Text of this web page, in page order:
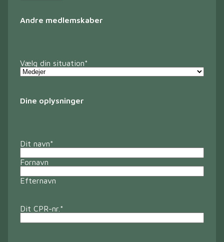
Andre medlemskaber
Vælg din situation*
Dine oplysninger
Dit navn*
Fornavn
Efternavn
Dit CPR-nr. *